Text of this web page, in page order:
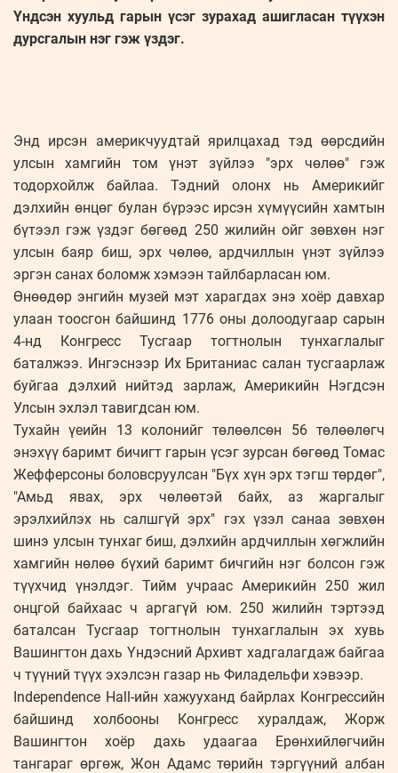
Үндсэн хуульд гарын үсэг зурахад ашигласан түүхэн
дурсгалын нэг гэж үздэг.
Энд ирсэн америкчуудтай ярилцахад тэд өөрсдийн
улсын хамгийн том үнэт зүйлээ "эрх чөлөө" гэж
тодорхойлж байлаа. Тэдний олонх нь Америкийг
дэлхийн өнцөг булан бүрээс ирсэн хүмүүсийн хамтын
бүтээл гэж үздэг бөгөөд 250 жилийн ойг зөвхөн нэг
улсын баяр биш, эрх чөлөө, ардчиллын үнэт зүйлээ
эргэн санах боломж хэмээн тайлбарласан юм.
Өнөөдөр энгийн музей мэт харагдах энэ хоёр давхар
улаан тоосгон байшинд 1776 оны долоодугаар сарын
4-нд Конгресс Тусгаар тогтнолын тунхаглалыг
баталжээ. Ингэснээр Их Британиас салан тусгаарлаж
буйгаа дэлхий нийтэд зарлаж, Америкийн Нэгдсэн
Улсын эхлэл тавигдсан юм.
Тухайн үеийн 13 колонийг төлөөлсөн 56 төлөөлөгч
энэхүү баримт бичигт гарын үсэг зурсан бөгөөд Томас
Жефферсоны боловсруулсан "Бүх хүн эрх тэгш төрдөг",
"Амьд явах, эрх чөлөөтэй байх, аз жаргалыг
эрэлхийлэх нь салшгүй эрх" гэх үзэл санаа зөвхөн
шинэ улсын тунхаг биш, дэлхийн ардчиллын хөгжлийн
хамгийн нөлөө бүхий баримт бичгийн нэг болсон гэж
түүхчид үнэлдэг. Тийм учраас Америкийн 250 жил
онцгой байхаас ч аргагүй юм. 250 жилийн тэртээд
баталсан Тусгаар тогтнолын тунхаглалын эх хувь
Вашингтон дахь Үндэсний Архивт хадгалагдаж байгаа
ч түүний түүх эхэлсэн газар нь Филадельфи хэвээр.
Independence Hall-ийн хажууханд байрлах Конгрессийн
байшинд холбооны Конгресс хуралдаж, Жорж
Вашингтон хоёр дахь удаагаа Ерөнхийлөгчийн
тангараг өргөж, Жон Адамс төрийн тэргүүний албан